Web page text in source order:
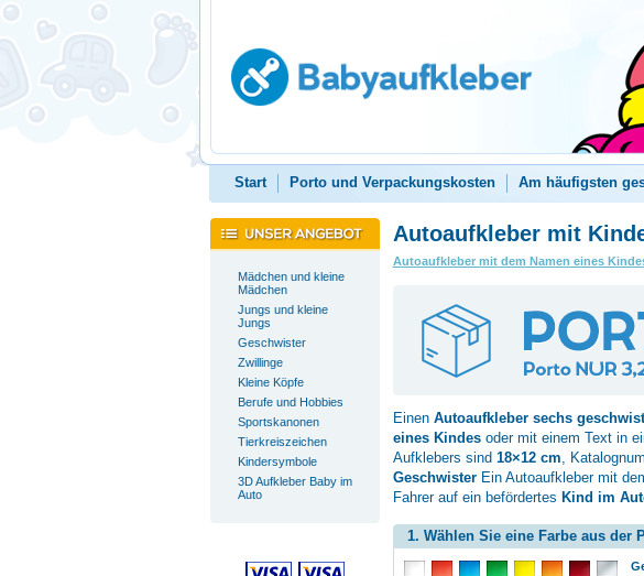
Start Porto und Verpackungskosten Am häufigsten
Mädchen und kleine
Mädchen
Jungs und kleine
Jungs
Geschwister
Zwillinge
Kleine Köpfe
Berufe und Hobbies
Sportskanonen
Tierkreiszeichen
Kindersymbole
3D Aufkleber Baby im
Auto
Autoaufkleber mit
Autoaufkleber mit dem Namen eines
Einen Autoaufkleber sechs
eines Kindesoder mit einem Text in
Aufklebers sind 18×12 cm,
GeschwisterEin Autoaufkleber mit
Fahrer auf ein befördertes Kind im
1. Wählen Sie eine Farbe aus der